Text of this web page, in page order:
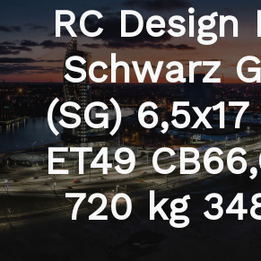
RC Design
Schwarz
(SG) 6,5x17
ET49
720 kg